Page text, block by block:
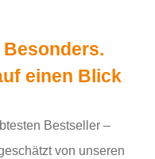
einen Blick
Bestseller –
von unseren